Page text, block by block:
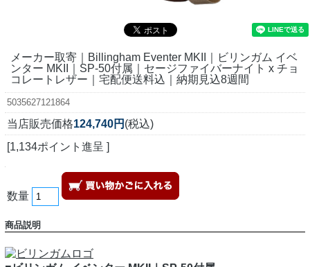
メーカー取寄｜Billingham Eventer MKII｜ビリンガム イベ
ンター MKII｜SP-50付属｜セージファイバーナイト x チョ
コレートレザー｜宅配便送料込｜納期見込8週間
5035627121864
当店販売価格124,740円 (税込)
[1,134ポイント進呈 ]
数量
商品説明